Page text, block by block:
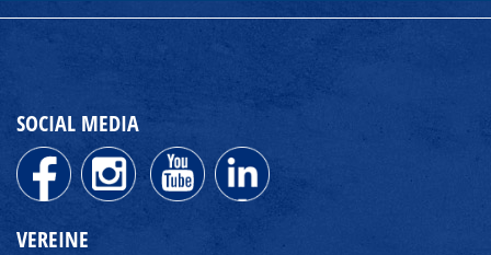
SOCIAL MEDIA
VEREINE